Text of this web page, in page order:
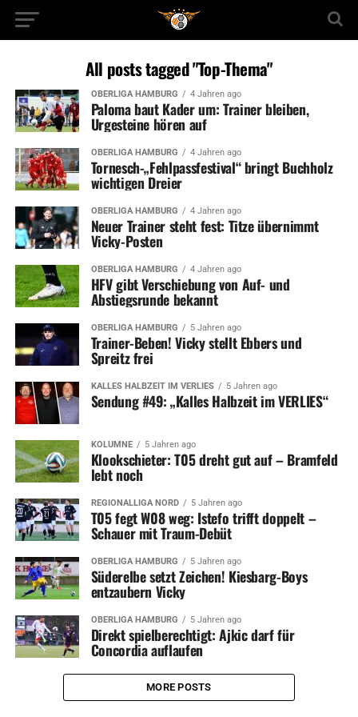
All posts tagged "Top-Thema"
OBERLIGA HAMBURG 4 Jahren ago
Paloma baut Kader um: Trainer bleiben,
Urgesteine hören auf
OBERLIGA HAMBURG 4 Jahren ago
Tornesch-„Fehlpassfestival“ bringt Buchholz
wichtigen Dreier
OBERLIGA HAMBURG 4 Jahren ago
Neuer Trainer steht fest: Titze übernimmt
Vicky-Posten
OBERLIGA HAMBURG 4 Jahren ago
HFV gibt Verschiebung von Auf- und
Abstiegsrunde bekannt
OBERLIGA HAMBURG 5 Jahren ago
Trainer-Beben! Vicky stellt Ebbers und
Spreitz frei
KALLES HALBZEIT IM VERLIES 5 Jahren ago
Sendung #49: „Kalles Halbzeit im VERLIES“
KOLUMNE 5 Jahren ago
Klookschieter: T05 dreht gut auf – Bramfeld
lebt noch
REGIONALLIGA NORD 5 Jahren ago
T05 fegt W08 weg: Istefo trifft doppelt –
Schauer mit Traum-Debüt
OBERLIGA HAMBURG 5 Jahren ago
Süderelbe setzt Zeichen! Kiesbarg-Boys
entzaubern Vicky
OBERLIGA HAMBURG 5 Jahren ago
Direkt spielberechtigt: Ajkic darf für
Concordia auflaufen
MORE POSTS